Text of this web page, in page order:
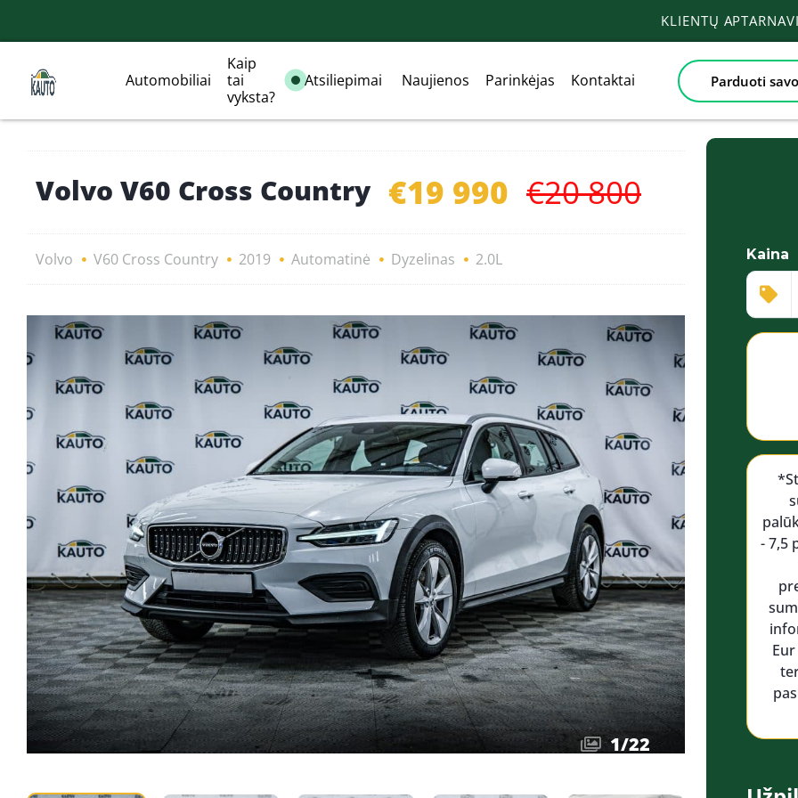
KLIENTŲ
Automobiliai
Kaip
tai
vyksta?
Atsiliepimai Naujienos Parinkėjas Kontaktai Parduoti
Volvo V60 Cross Country €19 990 €20 800
Volvo V60 Cross Country 2019 Automatinė Dyzelinas 2.0L
1/22
Kaina
- 7,5